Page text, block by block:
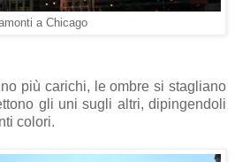
a Chicago
più carichi, le ombre si stagliano
gli uni sugli altri, dipingendoli
colori.